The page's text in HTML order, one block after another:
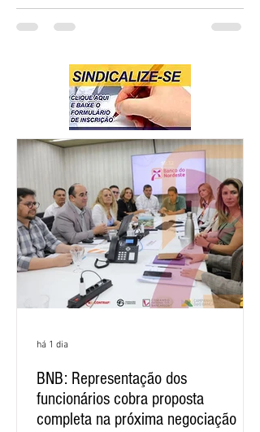
BNB: Representação dos
funcionários cobra proposta
completa na próxima negociação
há 1 dia